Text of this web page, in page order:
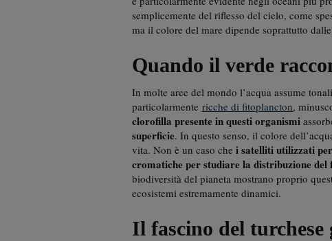
semplicemente del riflesso del cielo, come
ma il colore del mare dipende soprattutto
Quando il verde
In molte aree del mondo l’acqua assume
particolarmente ricche di fitoplancton,
clorofilla presente in questi organismi
superficie. In questo senso, il colore
vita. Non è un caso che i satelliti utilizzati
cromatiche per studiare la distribuzione del
biodiversità del pianeta mostrano proprio
ecosistemi estremamente dinamici.
Il fascino del turchese